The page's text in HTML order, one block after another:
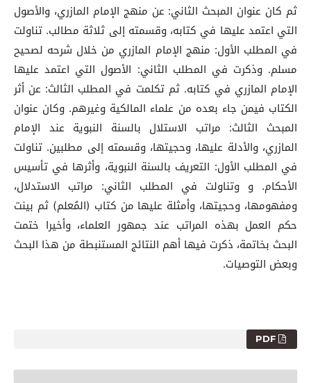
ثم كان عنوان المبحث الثاني: عن منهج الإمام المازري، والأصول
التي اعتمد عليها في كتابه، وقسمته إلى ثلاثة مطالب. تناولت
في المطلب الأول: منهج الإمام المازري من خلال شرحه لصحيح
مسلم. وذكرت في المطلب الثاني: الأصول التي اعتمد عليها
الإمام المازري في كتابه. ثم تكلمت في المطلب الثالث: عن أثر
الكتاب فيمن جاء بعده من علماء المالكية وغيرهم. وكان عنوان
المبحث الثالث: مراتب الاستلال بالسنة النبوية عند الإمام
المازري، والأدلة عليها، وحجيتها، وقسمته إلى مطلبين. تناولت
في المطلب الأول: التعريف بالسنة النبوية، وأثرها في تأسيس
الأحكام. و وتناولت في المطلب الثاني: مراتب الاستدلال،
ومفهومها، وحجيتها، وأمثلة عليها من كتاب (المُعلم) ثم بينت
حكم العمل بهذه المراتب عند جمهور العلماء، وأخيرا ختمت
البحث بخاتمة، ذكرت فيها أهم النتائج المستنبطة من هذا البحث
وبعض التوصيات.
PDF